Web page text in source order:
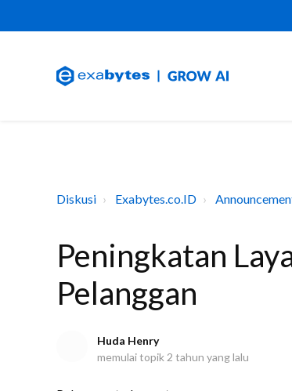
Diskusi Exabytes.co.ID
Peningkatan
Pelanggan
Huda Henry
memulai topik 2 tahun yang lalu